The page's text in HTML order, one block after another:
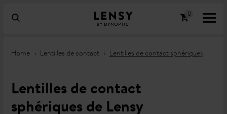
Home Lentilles de contact Lentilles de contact sphériques
Lentilles de contact
sphériques de Lensy